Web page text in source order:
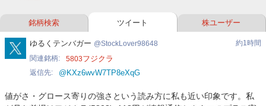
銘柄検索 ツイート 株ユーザー
StockLover98648
ゆるくテンバガー StockLover98648
約1時間
関連銘柄
5803フジクラ
返信先 @KXz6wvW7TP8eXqG
値がさ・グロース寄りの強さという読み方に私も近い印象です。私